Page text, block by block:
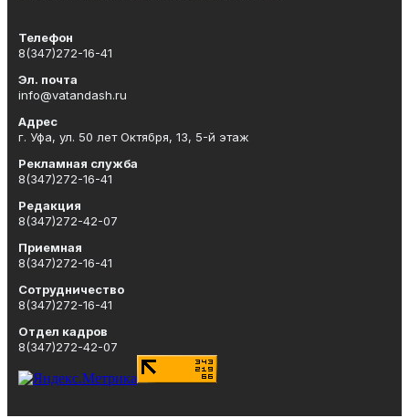
Телефон
8(347)272-16-41
Эл. почта
info@vatandash.ru
Адрес
г. Уфа, ул. 50 лет Октября, 13, 5-й этаж
Рекламная служба
8(347)272-16-41
Редакция
8(347)272-42-07
Приемная
8(347)272-16-41
Сотрудничество
8(347)272-16-41
Отдел кадров
8(347)272-42-07